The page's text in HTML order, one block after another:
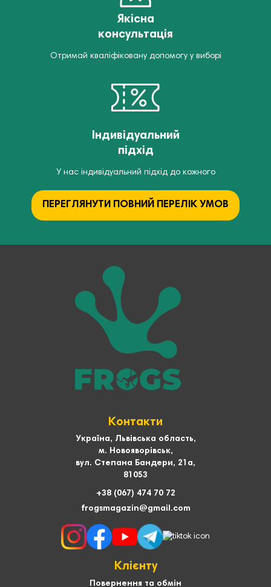
Якісна
консультація
Отримай кваліфіковану допомогу у виборі
Індивідуальний
підхід
У нас індивідуальний підхід до кожного
ПЕРЕГЛЯНУТИ ПОВНИЙ ПЕРЕЛІК УМОВ
Контакти
Україна, Львівська область,
м. Новояворівськ,
вул. Степана Бандери, 21а,
81053
+38 (067) 474 70 72
frogsmagazin@gmail.com
Клієнту
Повернення та обмін